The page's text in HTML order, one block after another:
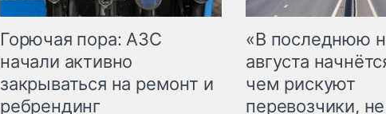
Горючая пора: АЗС
начали активно
закрываться на ремонт и
ребрендинг
«В последнюю
августа
чем рискуют
перевозчики, не